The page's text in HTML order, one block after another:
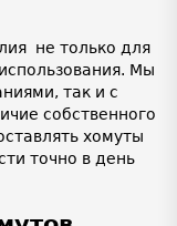
не только для
Мы
так и с
собственного
хомуты
точно в день